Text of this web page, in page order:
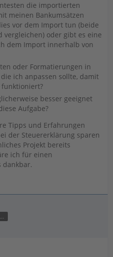
die importierten
meinen Bankumsätzen
vor dem Import tun (beide
vergleichen) oder gibt es eine
dem Import innerhalb von
oder Formatierungen in
die ich anpassen sollte, damit
besser geeignet
Aufgabe?
Tipps und Erfahrungen
der Steuererklärung sparen
Projekt bereits
ich für einen
dankbar.
Unabh. Moderator Steuer